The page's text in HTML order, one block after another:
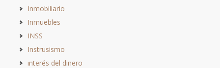
Inmobiliario
Inmuebles
INSS
Instrusismo
interés del dinero